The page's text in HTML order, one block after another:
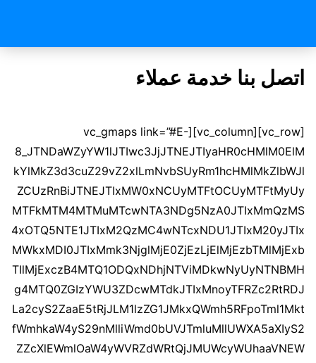
اتصل بنا خدمة عملاء
[vc_row][vc_column][vc_gmaps link=”#E-
8_JTNDaWZyYW1lJTIwc3JjJTNEJTIyaHR0cHMlM0ElM
kYlMkZ3d3cuZ29vZ2xlLmNvbSUyRm1hcHMlMkZlbWJl
ZCUzRnBiJTNEJTIxMW0xNCUyMTFtOCUyMTFtMyUy
MTFkMTM4MTMuMTcwNTA3NDg5NzA0JTIxMmQzMS
4xOTQ5NTE1JTIxM2QzMC4wNTcxNDU1JTIxM20yJTIx
MWkxMDI0JTIxMmk3NjglMjE0ZjEzLjElMjEzbTMlMjExb
TIlMjExczB4MTQ1ODQxNDhjNTViMDkwNyUyNTNBMH
g4MTQ0ZGIzYWU3ZDcwMTdkJTIxMnoyTFRZc2RtRDJ
La2cyS2ZaaE5tRjJLM1lzZG1JMkxQWmh5RFpoTml1Mkt
fWmhkaW4yS29nMlliWmd0bUVJTmluMllUWXA5aXIyS2
ZZcXlEWmlOaW4yWVRZdWRtQjJMUWcyWUhaaVNEW